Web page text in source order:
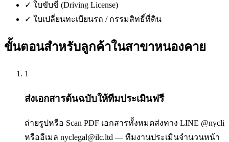
✓ ใบขับขี่ (Driving License)
✓ ใบเปลี่ยนทะเบียนรถ / กรรมสิทธิ์ที่ดิน
ขั้นตอนสำหรับลูกค้าในสาขาหนองคาย
1
ส่งเอกสารต้นฉบับให้ทีมประเมินฟรี
ถ่ายรูปหรือ Scan PDF เอกสารทั้งหมดส่งทาง LINE @nycli
หรืออีเมล nyclegal@ilc.ltd — ทีมงานประเมินจำนวนหน้า